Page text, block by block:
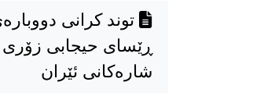
توند کرانی
ڕێسای حیجابی زۆری
شارەکانی ئێران